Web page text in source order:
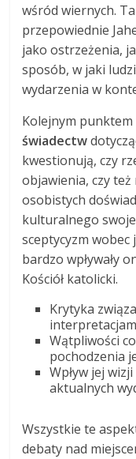
wśród wiernych.
przepowiednie
jako ostrzeżenia,
sposób, w jaki
wydarzenia w
Kolejnym
świadectw
kwestionują, czy
objawienia, czy też
osobistych
kulturalnego
sceptycyzm
bardzo wpływały
Kościół katolicki.
Krytyka
Wątpliwości
pochodzenia
Wpływ jej
aktualnych
Wszystkie te
debaty nad